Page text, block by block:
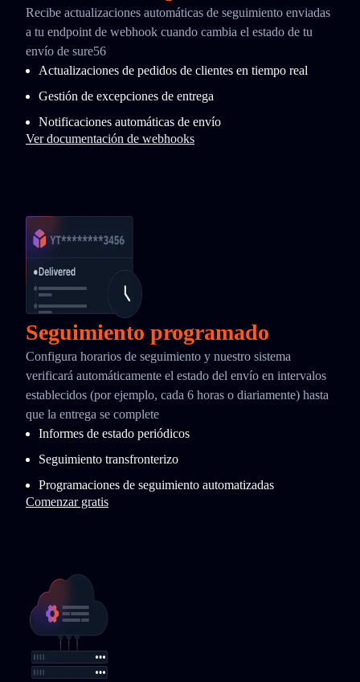
Recibe actualizaciones automáticas de seguimiento enviadas
a tu endpoint de webhook cuando cambia el estado de tu
envío de sure56
Actualizaciones de pedidos de clientes en tiempo real
Gestión de excepciones de entrega
Notificaciones automáticas de envío
Ver documentación de webhooks
Seguimiento programado
Configura horarios de seguimiento y nuestro sistema
verificará automáticamente el estado del envío en intervalos
establecidos (por ejemplo, cada 6 horas o diariamente) hasta
que la entrega se complete
Informes de estado periódicos
Seguimiento transfronterizo
Programaciones de seguimiento automatizadas
Comenzar gratis